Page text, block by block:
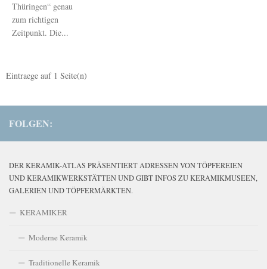
Thüringen“ genau
zum richtigen
Zeitpunkt. Die...
Eintraege auf 1 Seite(n)
FOLGEN:
DER KERAMIK-ATLAS PRÄSENTIERT ADRESSEN VON TÖPFEREIEN
UND KERAMIKWERKSTÄTTEN UND GIBT INFOS ZU KERAMIKMUSEEN,
GALERIEN UND TÖPFERMÄRKTEN.
KERAMIKER
Moderne Keramik
Traditionelle Keramik